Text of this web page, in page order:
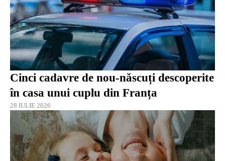
Cinci cadavre de nou-născuți descoperite
în casa unui cuplu din Franța
28 IULIE 2026